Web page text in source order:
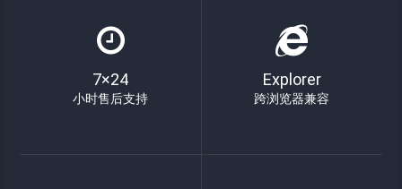
7×24
小时售后支持
Explorer
跨浏览器兼容